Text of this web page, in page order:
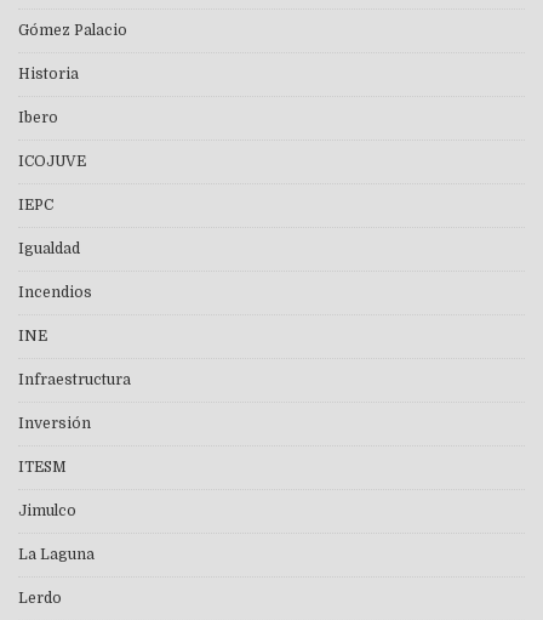
Gómez Palacio
Historia
Ibero
ICOJUVE
IEPC
Igualdad
Incendios
INE
Infraestructura
Inversión
ITESM
Jimulco
La Laguna
Lerdo